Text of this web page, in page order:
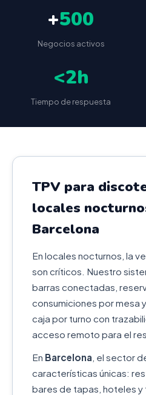
+500
Negocios activos
<2h
Tiempo de respuesta
TPV para
locales
Barcelona
En locales nocturnos, la
son críticos. Nuestro
barras conectadas,
consumiciones por mesa
caja por turno con
acceso remoto para el
En Barcelona , el sector
características únicas:
bares de tapas, hoteles y